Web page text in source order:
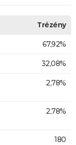
Trézény
67,92%
32,08%
2,78%
2,78%
180